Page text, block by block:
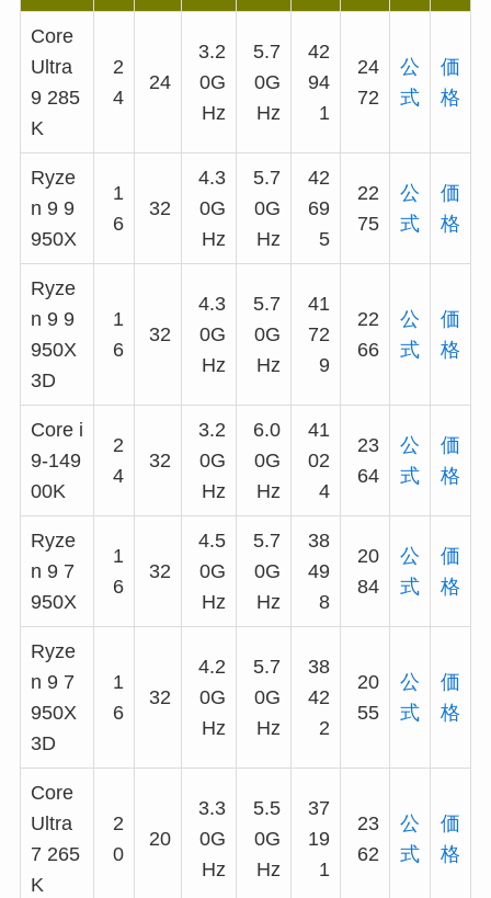
Core
Ultra
9 285
K
2
4
24
3.2
0G
Hz
5.7
0G
Hz
42
94
1
24
72
公
式
価
格
Ryze
n 9 9
950X
1
6
32
4.3
0G
Hz
5.7
0G
Hz
42
69
5
22
75
公
式
価
格
Ryze
n 9 9
950X
3D
1
6
32
4.3
0G
Hz
5.7
0G
Hz
41
72
9
22
66
公
式
価
格
Core i
9-149
00K
2
4
32
3.2
0G
Hz
6.0
0G
Hz
41
02
4
23
64
公
式
価
格
Ryze
n 9 7
950X
1
6
32
4.5
0G
Hz
5.7
0G
Hz
38
49
8
20
84
公
式
価
格
Ryze
n 9 7
950X
3D
1
6
32
4.2
0G
Hz
5.7
0G
Hz
38
42
2
20
55
公
式
価
格
Core
Ultra
7 265
K
2
0
20
3.3
0G
Hz
5.5
0G
Hz
37
19
1
23
62
公
式
価
格